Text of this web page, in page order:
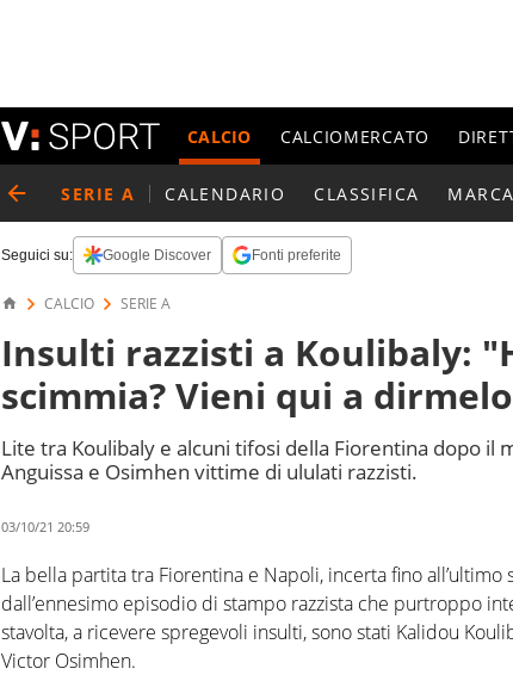
CALCIO CALCIOMERCATO
SERIE A CALENDARIO CLASSIFICA
Seguici su: Google Discover Fonti preferite
CALCIO SERIE A
Insulti razzisti a Koulibaly:
scimmia? Vieni qui a
Lite tra Koulibaly e alcuni tifosi della Fiorentina dopo il
Anguissa e Osimhen vittime di ululati razzisti.
03/10/21 20:59
La bella partita tra Fiorentina e Napoli, incerta fino all’ultimo
dall’ennesimo episodio di stampo razzista che purtroppo
stavolta, a ricevere spregevoli insulti, sono stati Kalidou
Victor Osimhen.